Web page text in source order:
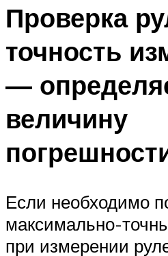
Проверка
точность
—
величину
Если необходимо
максимально-
при измерении